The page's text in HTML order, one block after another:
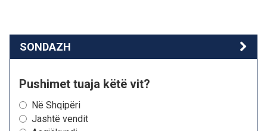
SONDAZH
Pushimet tuaja këtë vit?
Në Shqipëri
Jashtë vendit